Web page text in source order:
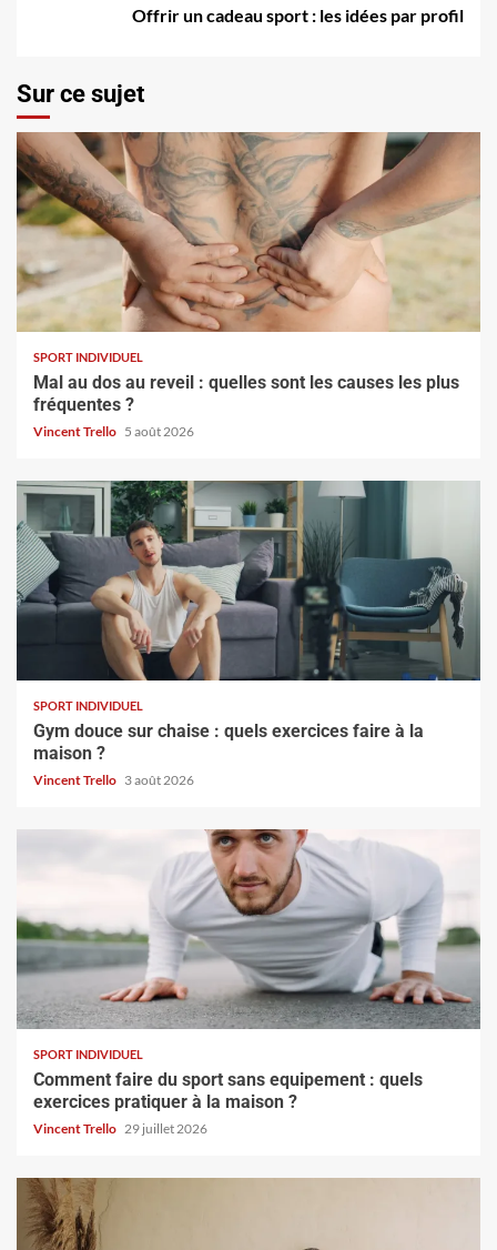
Offrir un cadeau sport : les idées par profil
Sur ce sujet
SPORT INDIVIDUEL
Mal au dos au reveil : quelles sont les causes les plus
fréquentes ?
Vincent Trello 5 août 2026
SPORT INDIVIDUEL
Gym douce sur chaise : quels exercices faire à la
maison ?
Vincent Trello 3 août 2026
SPORT INDIVIDUEL
Comment faire du sport sans equipement : quels
exercices pratiquer à la maison ?
Vincent Trello 29 juillet 2026